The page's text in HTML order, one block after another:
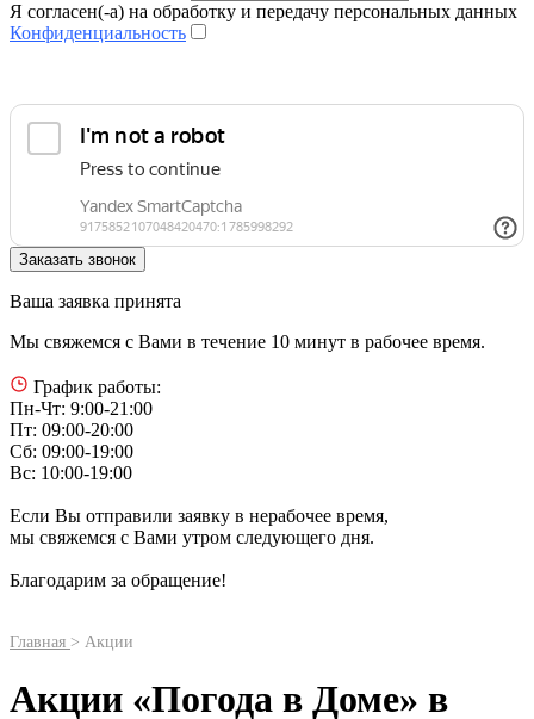
Я согласен(-а) на обработку и передачу персональных данных
Конфиденциальность
Ваша заявка принята
Мы свяжемся с Вами в течение 10 минут в рабочее время.
График работы:
Пн-Чт: 9:00-21:00
Пт: 09:00-20:00
Сб: 09:00-19:00
Вс: 10:00-19:00
Если Вы отправили заявку в нерабочее время,
мы свяжемся с Вами утром следующего дня.
Благодарим за обращение!
Главная > Акции
Акции «Погода в Доме» в